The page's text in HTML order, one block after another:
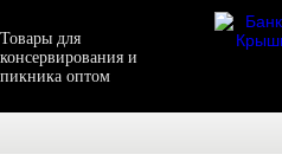
Товары для
консервирования и
пикника оптом